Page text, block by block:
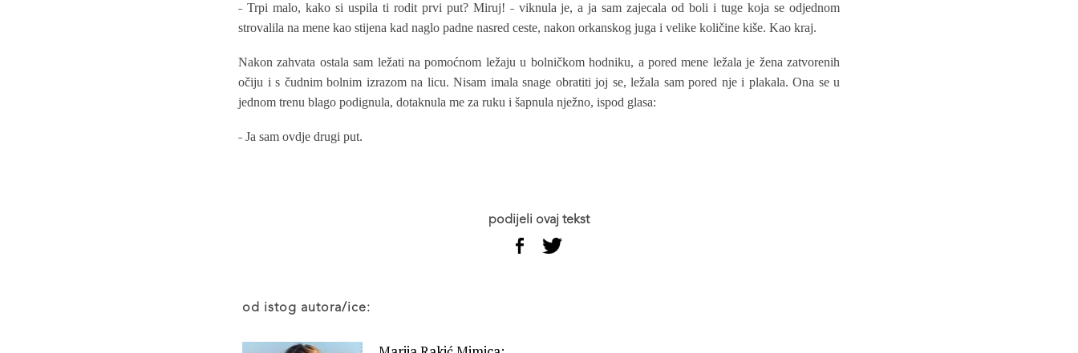
˗ Trpi malo, kako si uspila ti rodit prvi put? Miruj! ˗ viknula je, a ja sam zajecala od boli i tuge koja se odjednom
strovalila na mene kao stijena kad naglo padne nasred ceste, nakon orkanskog juga i velike količine kiše. Kao kraj.
Nakon zahvata ostala sam ležati na pomoćnom ležaju u bolničkom hodniku, a pored mene ležala je žena zatvorenih
očiju i s čudnim bolnim izrazom na licu. Nisam imala snage obratiti joj se, ležala sam pored nje i plakala. Ona se u
jednom trenu blago podignula, dotaknula me za ruku i šapnula nježno, ispod glasa:
˗ Ja sam ovdje drugi put.
podijeli ovaj tekst
od istog autora/ice: